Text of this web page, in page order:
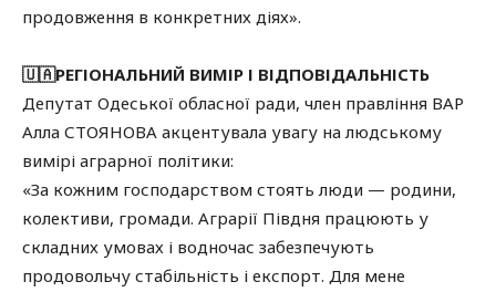
продовження в конкретних діях».
🇺🇦РЕГІОНАЛЬНИЙ ВИМІР І ВІДПОВІДАЛЬНІСТЬ
Депутат Одеської обласної ради, член правління ВАР
Алла СТОЯНОВА акцентувала увагу на людському
вимірі аграрної політики:
«За кожним господарством стоять люди — родини,
колективи, громади. Аграрії Півдня працюють у
складних умовах і водночас забезпечують
продовольчу стабільність і експорт. Для мене